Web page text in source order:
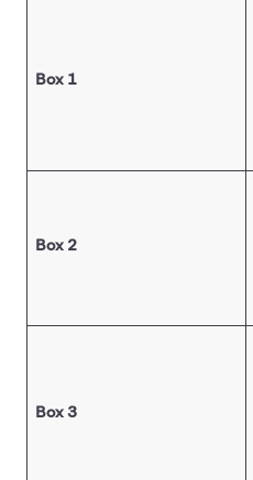
Box 1
Box 2
Box 3